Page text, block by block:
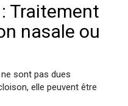
Traitement
nasale ou
sont pas dues
elle peuvent être